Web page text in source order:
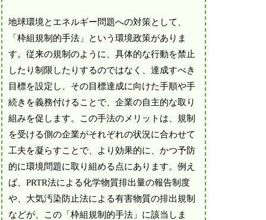
地球環境とエネルギー問題への対策として、
「枠組規制的手法」という環境政策がありま
す。従来の規制のように、具体的な行動を禁止
したり制限したりするのではなく、達成すべき
目標を設定し、その目標達成に向けた手順や手
続きを義務付けることで、企業の自主的な取り
組みを促します。この手法のメリットは、規制
を受ける側の企業がそれぞれの状況に合わせて
工夫を凝らすことで、より効果的に、かつ予防
的に環境問題に取り組める点にあります。例え
ば、PRTR法による化学物質排出量の報告制度
や、大気汚染防止法による有害物質の排出規制
などが、この「枠組規制的手法」に該当しま